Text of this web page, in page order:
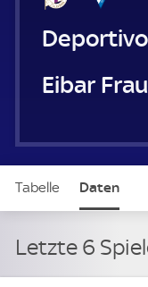
Deportivo
SD Eibar
Tabelle Daten
Letzte 6